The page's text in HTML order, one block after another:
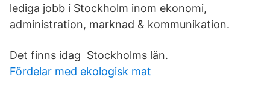
lediga jobb i Stockholm inom ekonomi,
administration, marknad & kommunikation.
Det finns idag Stockholms län.
Fördelar med ekologisk mat